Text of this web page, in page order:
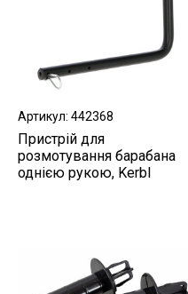
Артикул: 442368
Пристрій для
розмотування барабана
однією рукою, Kerbl